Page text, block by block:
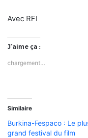
Avec RFI
J’aime ça :
chargement…
Similaire
Burkina-Fespaco : Le
grand festival du film